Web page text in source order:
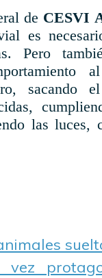
de CESVI
es
Pero
sacando
las luces,
vez